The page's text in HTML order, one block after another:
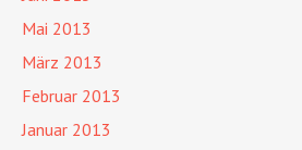
Mai 2013
März 2013
Februar 2013
Januar 2013